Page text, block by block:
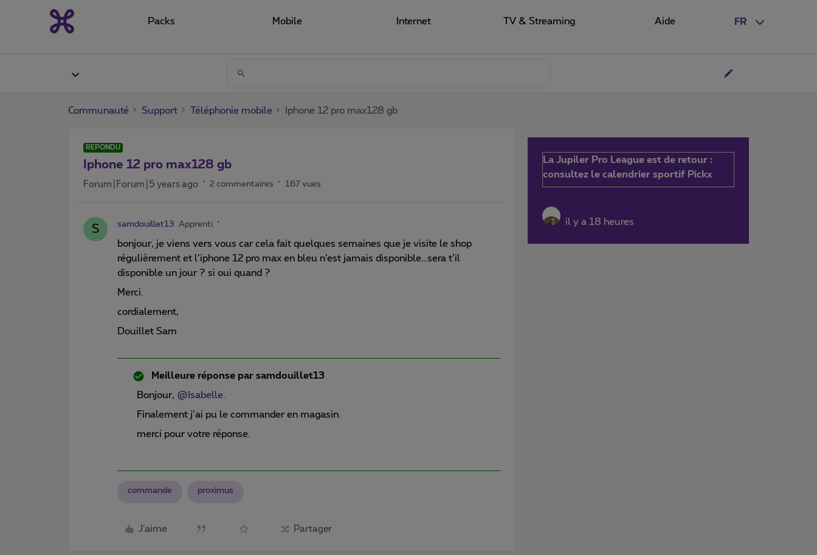
FR
Packs Mobile Internet TV & Streaming Aide
Communauté Support Téléphonie mobile Iphone 12 pro max128 gb
RÉPONDU
Iphone 12 pro max128 gb
Forum|Forum|5 years ago 2 commentaires 167 vues
S samdouillet13 Apprenti
bonjour, je viens vers vous car cela fait quelques semaines que je visite le shop
régulièrement et l’iphone 12 pro max en bleu n’est jamais disponible…sera t’il
disponible un jour ? si oui quand ?
Merci.
cordialement,
Douillet Sam
Meilleure réponse par samdouillet13
Bonjour, @Isabelle.
Finalement j’ai pu le commander en magasin.
merci pour votre réponse.
commande proximus
J'aime Partager
La Jupiler Pro League est de retour :
consultez le calendrier sportif Pickx
il y a 18 heures